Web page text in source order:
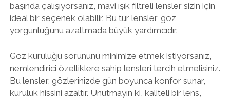
başında çalışıyorsanız, mavi ışık filtreli lensler sizin için
ideal bir seçenek olabilir. Bu tür lensler, göz
yorgunluğunu azaltmada büyük yardımcıdır.
Göz kuruluğu sorununu minimize etmek istiyorsanız,
nemlendirici özelliklere sahip lensleri tercih etmelisiniz.
Bu lensler, gözlerinizde gün boyunca konfor sunar,
kuruluk hissini azaltır. Unutmayın ki, kaliteli bir lens,